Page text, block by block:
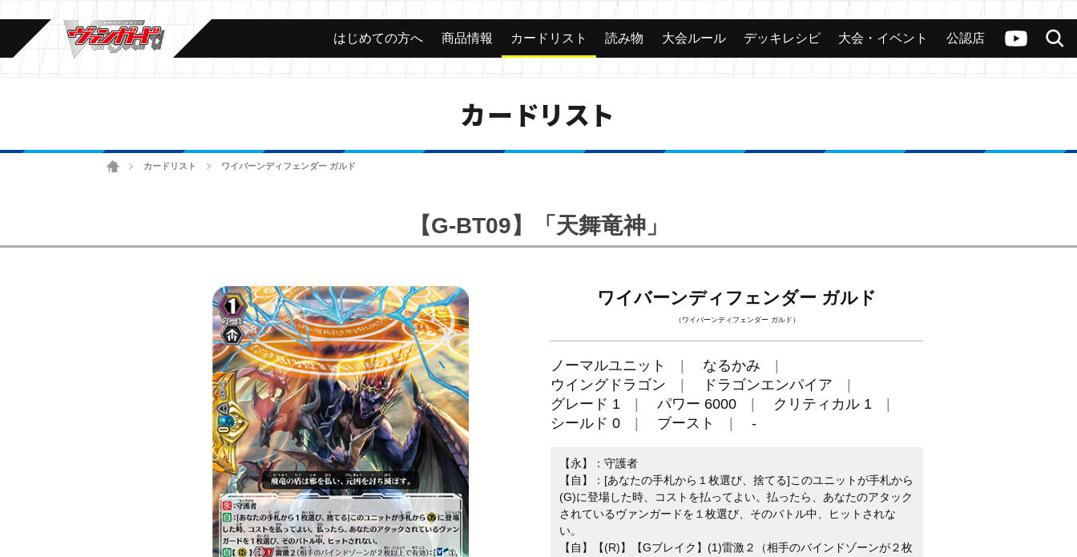
ヴァンガードch
検索
カード 大会 公認店舗 その他
はじめての方へ 商品情報 カードリスト 読み物 大会ルール デッキレシピ 大会・イベント 公認店
カードリスト
ホームカードリスト ワイバーンディフェンダー ガルド
【G-BT09】「天舞竜神」
ワイバーンディフェンダー ガルド
（ワイバーンディフェンダー ガルド）
ノーマルユニット
なるかみ
ウイングドラゴン
ドラゴンエンパイア
グレード 1
パワー 6000
クリティカル 1
シールド 0
ブースト -
【永】：守護者
【自】：[あなたの手札から１枚選び、捨てる]このユニットが手札から
(G)に登場した時、コストを払ってよい。払ったら、あなたのアタック
されているヴァンガードを１枚選び、そのバトル中、ヒットされな
い。
【自】【(R)】【Gブレイク】(1)雷激２（相手のバインドゾーンが２枚